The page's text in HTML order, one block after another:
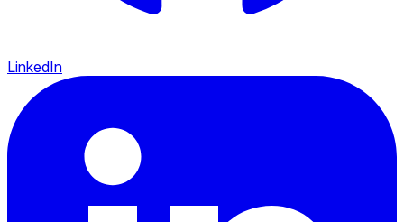
LinkedIn